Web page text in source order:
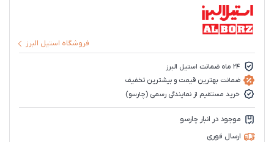
فروشگاه استیل البرز
24 ماه ضمانت استیل البرز
ضمانت بهترین قیمت و بیشترین تخفیف
خرید مستقیم از نمایندگی رسمی (چارسو)
موجود در انبار چارسو
ارسال فوری